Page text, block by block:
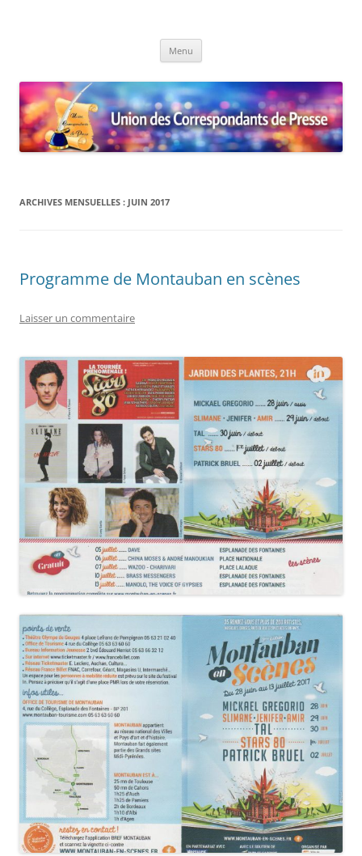
Presse
Menu
ARCHIVES MENSUELLES : JUIN 2017
Programme de Montauban en scènes
Laisser un commentaire